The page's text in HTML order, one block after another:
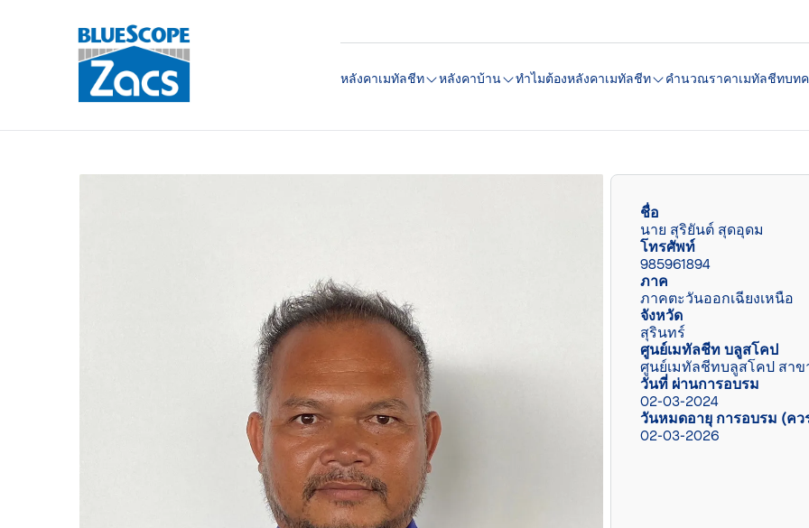
หลังคาเมทัลชีท หลังคาบ้าน ทำไมต้องหลังคาเมทัลชีท คํานวณราคาเมทัลชีทบท
ชื่อ
นาย สุริยันต์ สุดอุดม
โทรศัพท์
985961894
ภาค
ภาคตะวันออกเฉียงเหนือ
จังหวัด
สุรินทร์
ศูนย์เมทัลชีท บลูสโคป
ศูนย์เมทัลชีทบลูสโคป สาข
วันที่ ผ่านการอบรม
02-03-2024
วันหมดอายุ การอบรม (ค
02-03-2026